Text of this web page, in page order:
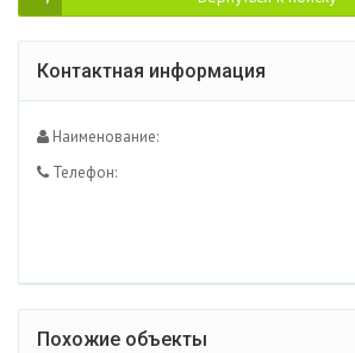
Контактная информация
Наименование:
Телефон:
Похожие объекты